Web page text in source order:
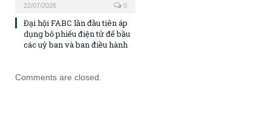
22/07/2026 0
Đại hội FABC lần đầu tiên áp
dụng bỏ phiếu điện tử để bầu
các uỷ ban và ban điều hành
Comments are closed.